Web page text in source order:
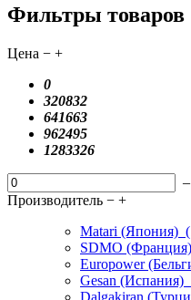
Фильтры товаров
Цена − +
0
320832
641663
962495
1283326
–
Производитель − +
Matari (Япония)
SDMO (Франция)
Europower
Gesan (Испания)
Dalgakiran